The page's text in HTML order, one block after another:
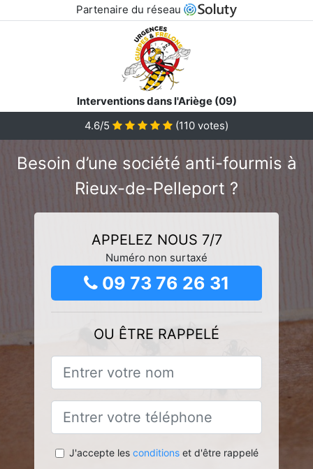
Partenaire du réseau
Interventions dans l'Ariège (09)
4.6/5
(110 votes)
Besoin d’une société anti-fourmis à
Rieux-de-Pelleport ?
APPELEZ NOUS 7/7
Numéro non surtaxé
09 73 76 26 31
OU ÊTRE RAPPELÉ
J'accepte les conditionset d'être rappelé